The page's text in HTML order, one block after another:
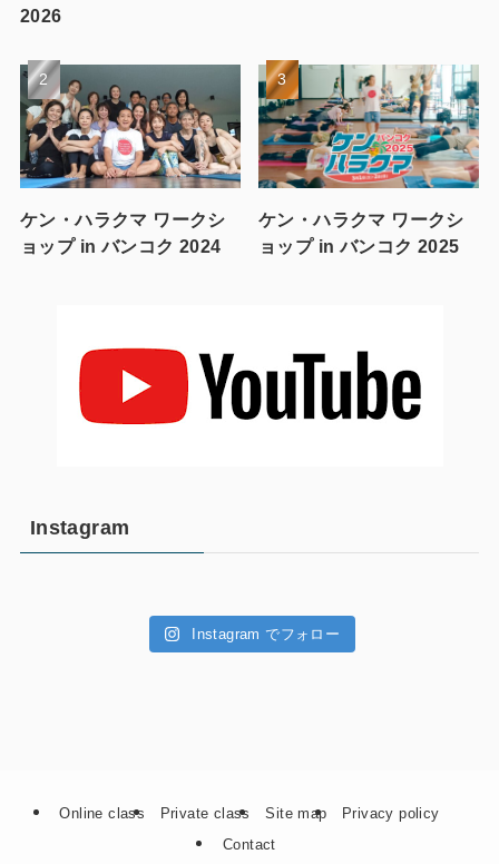
2026
ケン・ハラクマ ワークシ
ョップ in バンコク 2024
ケン・ハラクマ ワークシ
ョップ in バンコク 2025
Instagram
Instagram でフォロー
Online class Private class Site map
Privacy policy
Contact